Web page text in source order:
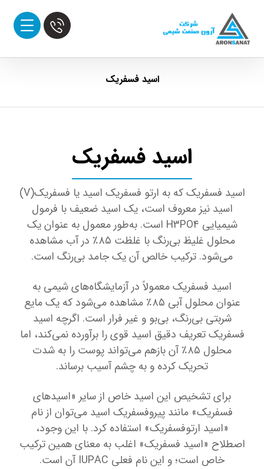
اسید فسفریک
اسید فسفریک
اسید فسفریک که به ارتو فسفریک اسید یا فسفریک(V)
اسید نیز معروف است، یک اسید ضعیف با فرمول
شیمیایی H3PO4 است. به‌طور معمول به عنوان یک
محلول غلیظ بی‌رنگ با غلظت ۸۵٪ در آب مشاهده
می‌شود. ترکیب خالص آن یک جامد بی‌رنگ است.
اسید فسفریک معمولاً در آزمایشگاه‌های شیمی به
عنوان محلول آبی ۸۵٪ مشاهده می‌شود که یک مایع
شربتی بی‌رنگ، بی‌بو و غیر فرار است. اگرچه اسید
فسفریک تعریف دقیق اسید قوی را برآورده نمی‌کند، اما
محلول ۸۵٪ آن بازهم می‌تواند پوست را به شدت
تحریک کرده و به چشم آسیب برساند.
برای تشخیص این اسید خاص از سایر «اسیدهای
فسفریک» مانند پیروفسفریک اسید می‌توان از نام
«اسید ارتوفسفریک» استفاده کرد. با این وجود،
اصطلاح «اسید فسفریک» اغلب به معنای همین ترکیب
خاص است؛ و این نام فعلی IUPAC آن است.